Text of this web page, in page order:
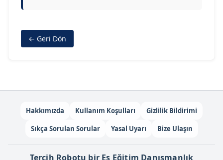
← Geri Dön
Hakkımızda Kullanım Koşulları
Gizlilik Bildirimi
Sıkça Sorulan Sorular
Yasal Uyarı Bize Ulaşın
Tercih Robotu bir Es Eğitim Danışmanlık